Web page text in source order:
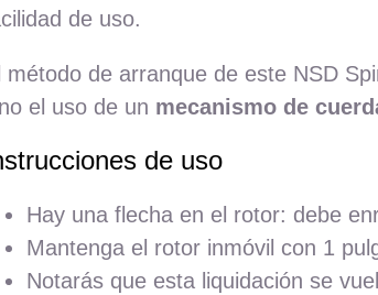
de uso.
método de arranque de este NSD
el uso de un mecanismo de
de uso
Hay una flecha en el rotor: debe
Mantenga el rotor inmóvil con 1
Notarás que esta liquidación se